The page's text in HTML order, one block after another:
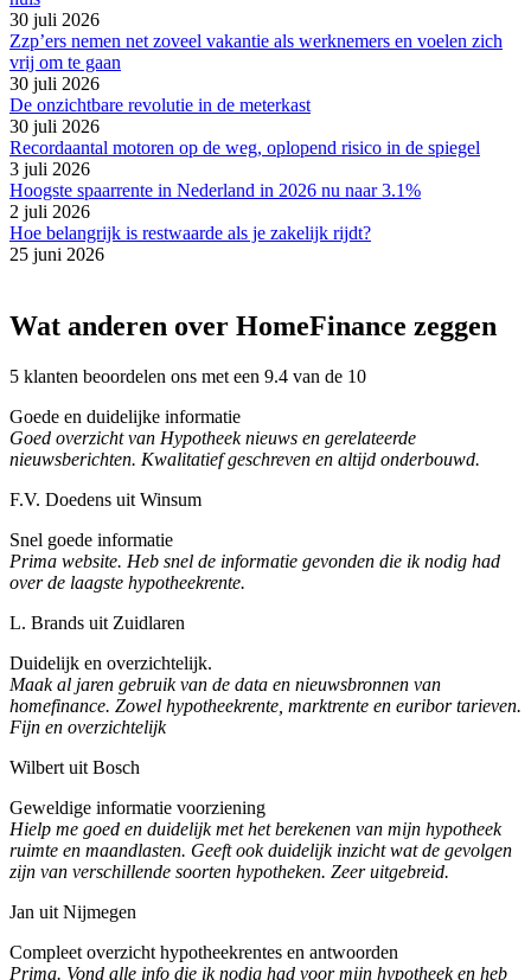
30 juli 2026
Zzp’ers nemen net zoveel vakantie als werknemers en voelen zich
vrij om te gaan
30 juli 2026
De onzichtbare revolutie in de meterkast
30 juli 2026
Recordaantal motoren op de weg, oplopend risico in de spiegel
3 juli 2026
Hoogste spaarrente in Nederland in 2026 nu naar 3.1%
2 juli 2026
Hoe belangrijk is restwaarde als je zakelijk rijdt?
25 juni 2026
Wat anderen over HomeFinance zeggen
5 klanten beoordelen ons met een 9.4 van de 10
Goede en duidelijke informatie
Goed overzicht van Hypotheek nieuws en gerelateerde
nieuwsberichten. Kwalitatief geschreven en altijd onderbouwd.
F.V. Doedens uit Winsum
Snel goede informatie
Prima website. Heb snel de informatie gevonden die ik nodig had
over de laagste hypotheekrente.
L. Brands uit Zuidlaren
Duidelijk en overzichtelijk.
Maak al jaren gebruik van de data en nieuwsbronnen van
homefinance. Zowel hypotheekrente, marktrente en euribor tarieven.
Fijn en overzichtelijk
Wilbert uit Bosch
Geweldige informatie voorziening
Hielp me goed en duidelijk met het berekenen van mijn hypotheek
ruimte en maandlasten. Geeft ook duidelijk inzicht wat de gevolgen
zijn van verschillende soorten hypotheken. Zeer uitgebreid.
Jan uit Nijmegen
Compleet overzicht hypotheekrentes en antwoorden
Prima. Vond alle info die ik nodig had voor mijn hypotheek en heb